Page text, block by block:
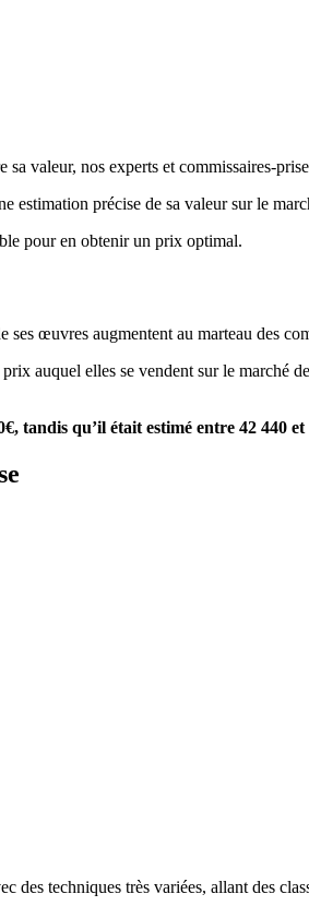
valeur, nos experts et commissaires-
estimation précise de sa valeur sur le
pour en obtenir un prix optimal.
œuvres augmentent au marteau des
auquel elles se vendent sur le marché
tandis qu’il était estimé entre 42 440 et
techniques très variées, allant des